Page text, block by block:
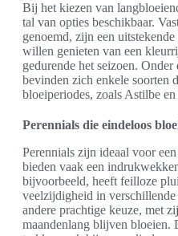
Bij het kiezen van
tal van opties beschikbaar.
genoemd, zijn een
willen genieten van een
gedurende het seizoen.
bevinden zich enkele soorten
bloeiperiodes, zoals Astilbe
Perennials die eindeloos
Perennials zijn ideaal voor
bieden vaak een
bijvoorbeeld, heeft feilloze
veelzijdigheid in
andere prachtige keuze, met
maandenlang blijven bloeien.